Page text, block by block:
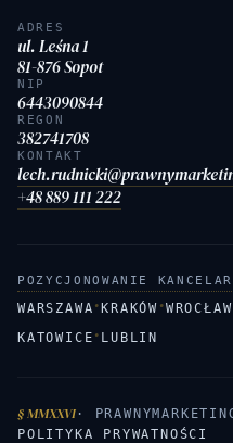
ADRES
ul. Leśna 1
81-876 Sopot
NIP
6443090844
REGON
382741708
KONTAKT
+48 889 111 222
POZYCJONOWANIE
WARSZAWA ·KRAKÓW ·WROCŁAW
KATOWICE · LUBLIN
§ MMXXVI ·
POLITYKA PRYWATNOŚCI